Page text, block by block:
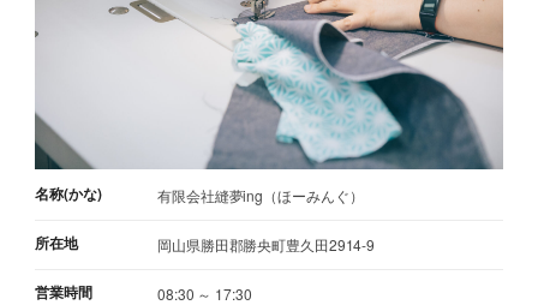
名称(かな) 有限会社縫夢ing（ほーみんぐ）
所在地 岡山県勝田郡勝央町豊久田2914-9
営業時間
08:30 ～ 17:30